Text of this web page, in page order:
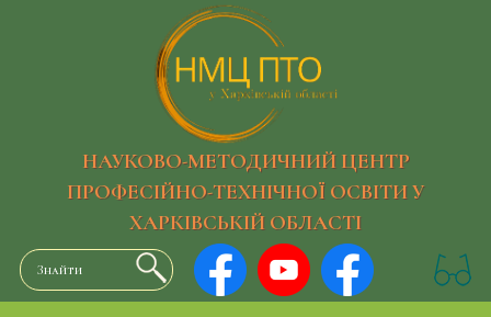
НАУКОВО-МЕТОДИЧНИЙ ЦЕНТР
ПРОФЕСІЙНО-ТЕХНІЧНОЇ ОСВІТИ У
ХАРКІВСЬКІЙ ОБЛАСТІ